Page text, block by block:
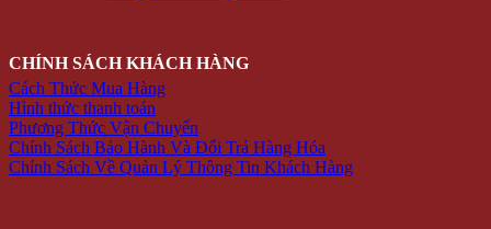
CHÍNH SÁCH KHÁCH HÀNG
Cách Thức Mua Hàng
Hình thức thanh toán
Phương Thức Vận Chuyển
Chính Sách Bảo Hành Và Đổi Trả Hàng Hóa
Chính Sách Về Quản Lý Thông Tin Khách Hàng